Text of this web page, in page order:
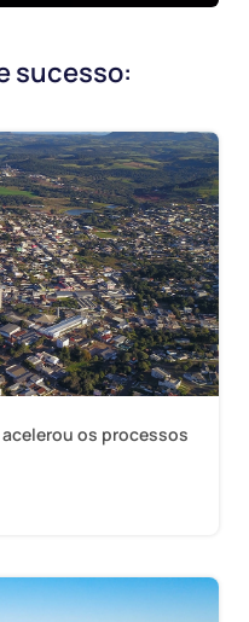
sucesso:
os processos